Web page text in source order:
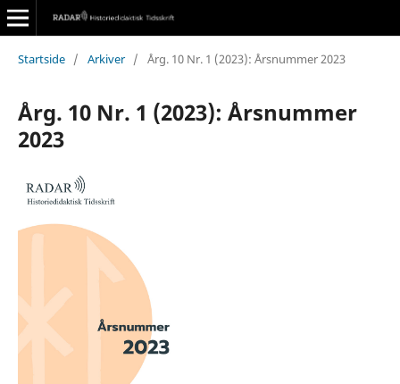
Startside / Arkiver / Årg. 10 Nr. 1 (2023): Årsnummer 2023
Årg. 10 Nr. 1 (2023): Årsnummer
2023